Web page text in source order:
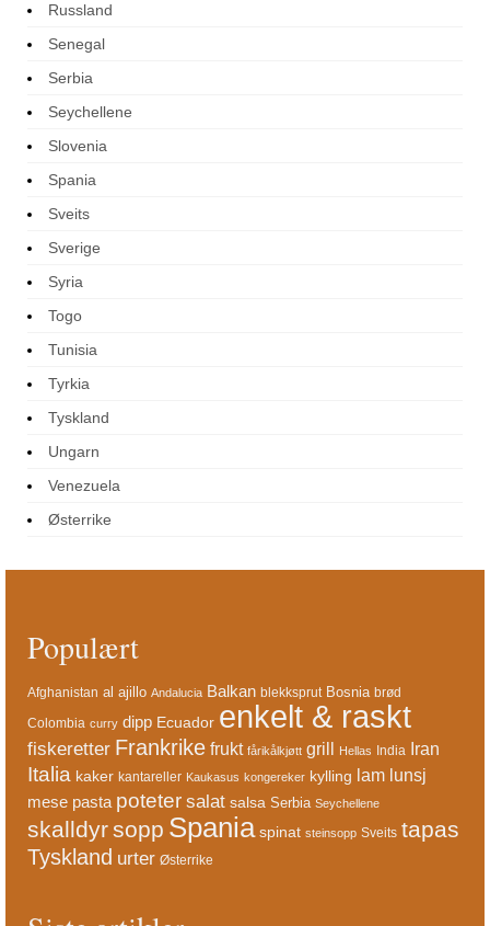
Russland
Senegal
Serbia
Seychellene
Slovenia
Spania
Sveits
Sverige
Syria
Togo
Tunisia
Tyrkia
Tyskland
Ungarn
Venezuela
Østerrike
Populært
Afghanistan al ajillo Andalucia Balkan blekksprut Bosnia brød
Colombia curry dipp Ecuador enkelt & raskt
fiskeretter Frankrike frukt fårikålkjøtt grill Hellas India Iran
Italia kaker kantareller Kaukasus kongereker kylling lam lunsj
mese pasta poteter salat salsa Serbia Seychellene
skalldyrsopp Spania spinat steinsopp Sveits tapas
Tyskland urter Østerrike